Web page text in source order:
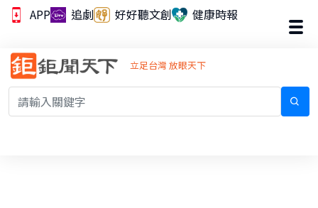
APP 追劇 好好聽文創 健康時報
立足台灣 放眼天下